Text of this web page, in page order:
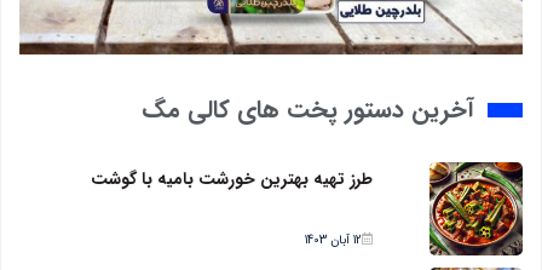
آخرین دستور پخت های کالی مگ
طرز تهیه بهترین خورشت بامیه با گوشت
12 آبان 1403